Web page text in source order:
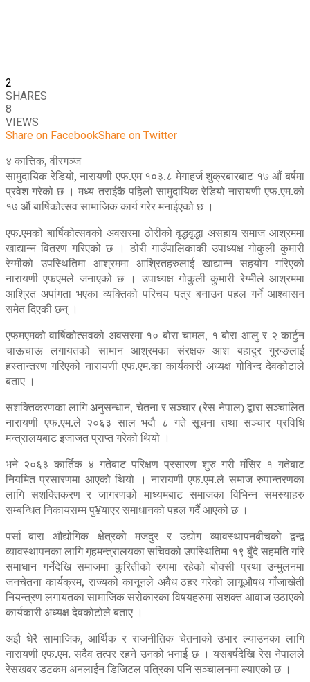
2
SHARES
8
VIEWS
Share on FacebookShare on Twitter
४ कात्तिक, वीरगञ्ज
सामुदायिक रेडियो, नारायणी एफ.एम १०३.८ मेगाहर्ज शुक्रबारबाट १७ औं बर्षमा
प्रवेश गरेको छ । मध्य तराईकै पहिलो सामुदायिक रेडियो नारायणी एफ.एम.को
१७ औं बार्षिकोत्सव सामाजिक कार्य गरेर मनाईएको छ ।
एफ.एमको बार्षिकोत्सवको अवसरमा ठोरीको वृद्धवृद्धा असहाय समाज आश्रममा
खाद्यान्न वितरण गरिएको छ । ठोरी गाउँपालिकाकी उपाध्यक्ष गोकुली कुमारी
रेग्मीको उपस्थितिमा आश्रममा आश्रितहरुलाई खाद्यान्न सहयोग गरिएको
नारायणी एफएमले जनाएको छ । उपाध्यक्ष गोकुली कुमारी रेग्मीेले आश्रममा
आश्रित अपांगता भएका व्यक्तिको परिचय पत्र बनाउन पहल गर्ने आश्वासन
समेत दिएकी छन् ।
एफमएमको वार्षिकोत्सवको अवसरमा १० बोरा चामल, १ बोरा आलु र २ कार्टुन
चाऊचाऊ लगायतको सामान आश्रमका संरक्षक आश बहादुर गुरुङलाई
हस्तान्तरण गरिएको नारायणी एफ.एम.का कार्यकारी अध्यक्ष गोविन्द देवकोटाले
बताए ।
सशक्तिकरणका लागि अनुसन्धान, चेतना र सञ्चार (रेस नेपाल) द्वारा सञ्चालित
नारायणी एफ.एम.ले २०६३ साल भदौ ८ गते सूचना तथा सञ्चार प्रविधि
मन्त्रालयबाट इजाजत प्राप्त गरेको थियो ।
भने २०६३ कार्तिक ४ गतेबाट परिक्षण प्रसारण शुरु गरी मंसिर १ गतेबाट
नियमित प्रसारणमा आएको थियो । नारायणी एफ.एम.ले समाज रुपान्तरणका
लागि सशक्तिकरण र जागरणको माध्यमबाट समाजका विभिन्न समस्याहरु
सम्बन्धित निकायसम्म पु¥याएर समाधानको पहल गर्दै आएको छ ।
पर्सा–बारा औद्योगिक क्षेत्रको मजदुर र उद्योग व्यावस्थापनबीचको द्वन्द्व
व्यावस्थापनका लागि गृहमन्त्रालयका सचिवको उपस्थितिमा १९ बुँदे सहमति गरि
समाधान गर्नेदेखि समाजमा कुरितीको रुपमा रहेको बोक्सी प्रथा उन्मुलनमा
जनचेतना कार्यक्रम, राज्यको कानूनले अवैध ठहर गरेको लागूऔषध गाँजाखेती
नियन्त्रण लगायतका सामाजिक सरोकारका विषयहरुमा सशक्त आवाज उठाएको
कार्यकारी अध्यक्ष देवकोटोले बताए ।
अझै धेरै सामाजिक, आर्थिक र राजनीतिक चेतनाको उभार ल्याउनका लागि
नारायणी एफ.एम. सदैव तत्पर रहने उनको भनाई छ । यसबर्षदेखि रेस नेपालले
रेसखबर डटकम अनलाईन डिजिटल पत्रिका पनि सञ्चालनमा ल्याएको छ ।